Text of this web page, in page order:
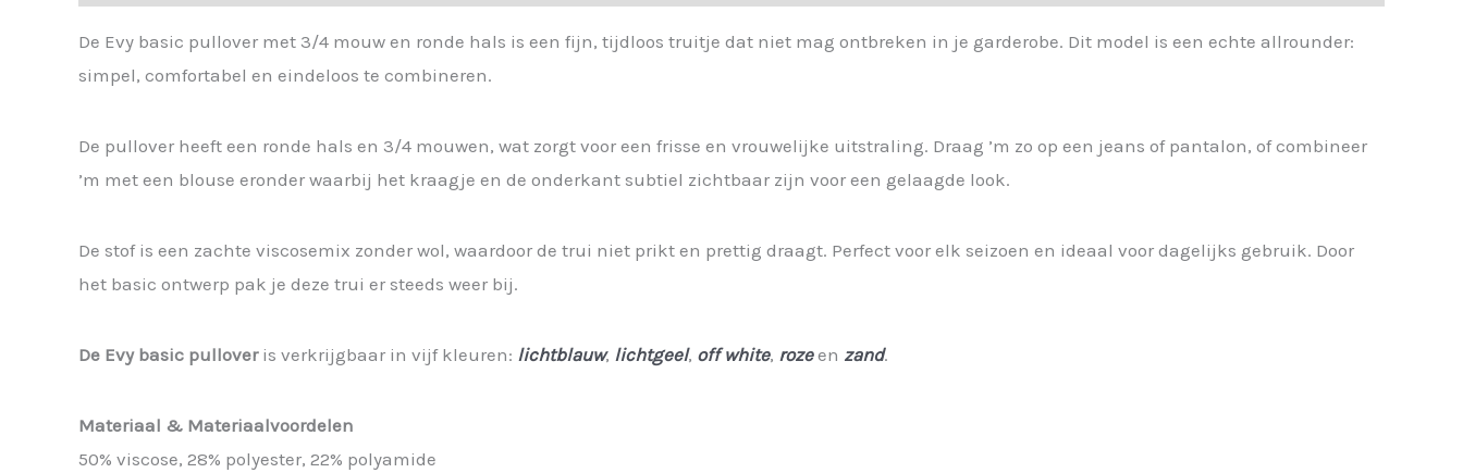
De Evy basic pullover met 3/4 mouw en ronde hals is een fijn, tijdloos truitje dat niet mag ontbreken in je garderobe. Dit model is een echte allrounder:
simpel, comfortabel en eindeloos te combineren.
De pullover heeft een ronde hals en 3/4 mouwen, wat zorgt voor een frisse en vrouwelijke uitstraling. Draag ’m zo op een jeans of pantalon, of combineer
’m met een blouse eronder waarbij het kraagje en de onderkant subtiel zichtbaar zijn voor een gelaagde look.
De stof is een zachte viscosemix zonder wol, waardoor de trui niet prikt en prettig draagt. Perfect voor elk seizoen en ideaal voor dagelijks gebruik. Door
het basic ontwerp pak je deze trui er steeds weer bij.
De Evy basic pulloveris verkrijgbaar in vijf kleuren: lichtblauw, lichtgeel, off white, rozeen zand.
Materiaal & Materiaalvoordelen
50% viscose, 28% polyester, 22% polyamide